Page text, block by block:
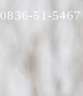
0836-51-5467